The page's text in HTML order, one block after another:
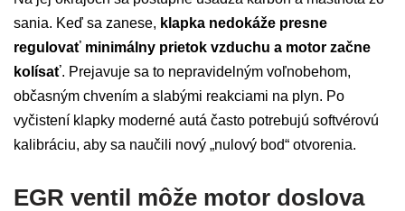
sania. Keď sa zanese, klapka nedokáže presne
regulovať minimálny prietok vzduchu a motor začne
kolísať. Prejavuje sa to nepravidelným voľnobehom,
občasným chvením a slabými reakciami na plyn. Po
vyčistení klapky moderné autá často potrebujú softvérovú
kalibráciu, aby sa naučili nový „nulový bod“ otvorenia.
EGR ventil môže motor doslova